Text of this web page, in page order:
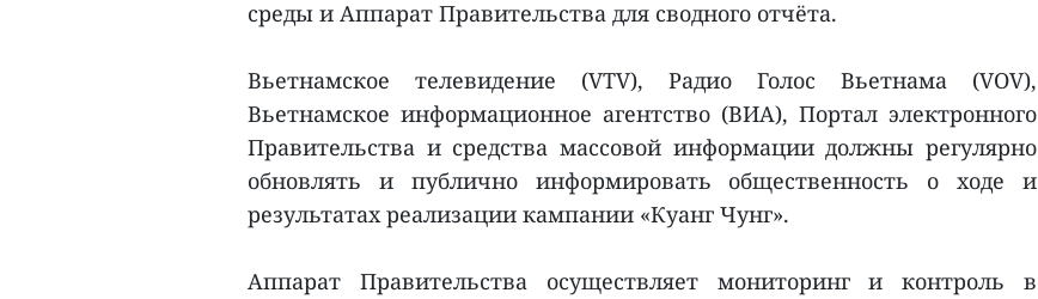
среды и Аппарат Правительства для сводного отчёта.
Вьетнамское телевидение (VTV), Радио Голос Вьетнама (VOV),
Вьетнамское информационное агентство (ВИА), Портал электронного
Правительства и средства массовой информации должны регулярно
обновлять и публично информировать общественность о ходе и
результатах реализации кампании «Куанг Чунг».
Аппарат Правительства осуществляет мониторинг и контроль в